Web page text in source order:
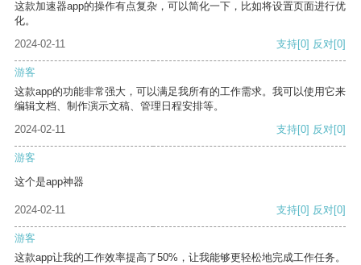
这款加速器app的操作有点复杂，可以简化一下，比如将设置页面进行优
化。
2024-02-11
支持[0] 反对[0]
游客
这款app的功能非常强大，可以满足我所有的工作需求。我可以使用它来
编辑文档、制作演示文稿、管理日程安排等。
2024-02-11
支持[0] 反对[0]
游客
这个是app神器
2024-02-11 支持[0] 反对[0]
游客
这款app让我的工作效率提高了50%，让我能够更轻松地完成工作任务。